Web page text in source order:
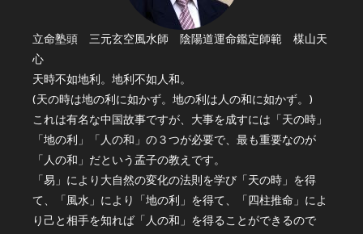
立命塾頭 三元玄空風水師 陰陽道運命鑑定師範 楳山天
心
天時不如地利。地利不如人和。
(天の時は地の利に如かず。地の利は人の和に如かず。)
これは有名な中国故事ですが、大事を成すには「天の時」
「地の利」「人の和」の３つが必要で、最も重要なのが
「人の和」だという孟子の教えです。
「易」により大自然の変化の法則を学び「天の時」を得
て、「風水」により「地の利」を得て、「四柱推命」によ
り己と相手を知れば「人の和」を得ることができるので